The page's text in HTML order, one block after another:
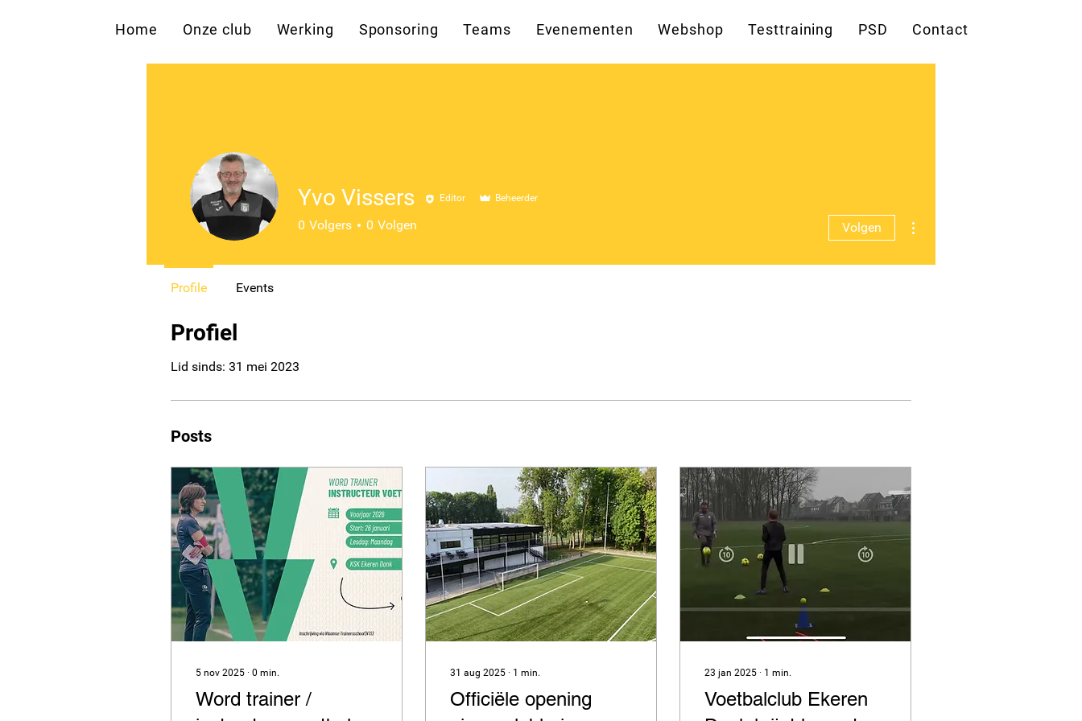
Home Onze club Werking Sponsoring Teams Evenementen Webshop Testtraining PSD Contact
Profiel
Lid sinds: 31 mei 2023
Posts
5 nov 2025 ∙ 0 min.
Word trainer /
31 aug 2025 ∙ 1 min.
Officiële opening
23 jan 2025 ∙ 1 min.
Voetbalclub Ekeren
Yvo Vissers Editor Beheerder
0 Volgers 0 Volgen Volgen
Profile Events